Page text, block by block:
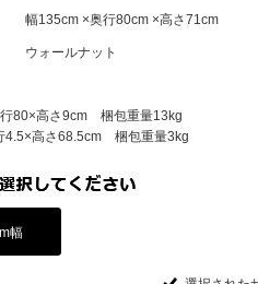
幅135cm ×奥行80cm ×高さ71cm
ウォールナット
80×高さ9cm 梱包重量13kg
高さ68.5cm 梱包重量3kg
幅